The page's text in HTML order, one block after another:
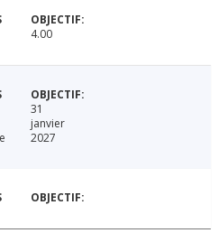
4.00
31
janvier
2027